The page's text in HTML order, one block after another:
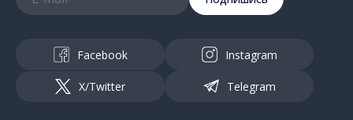
Facebook Instagram
X/Twitter Telegram